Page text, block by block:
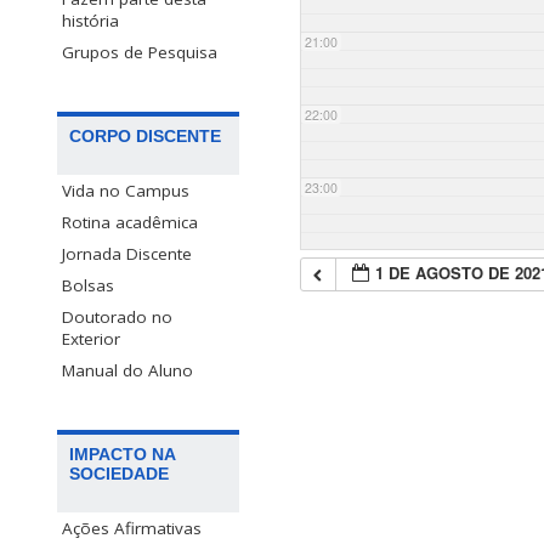
história
Grupos de Pesquisa
CORPO DISCENTE
Vida no Campus
Rotina acadêmica
Jornada Discente
Bolsas
Doutorado no
Exterior
Manual do Aluno
IMPACTO NA
SOCIEDADE
Ações Afirmativas
21:00
22:00
23:00
1 DE AGOSTO DE